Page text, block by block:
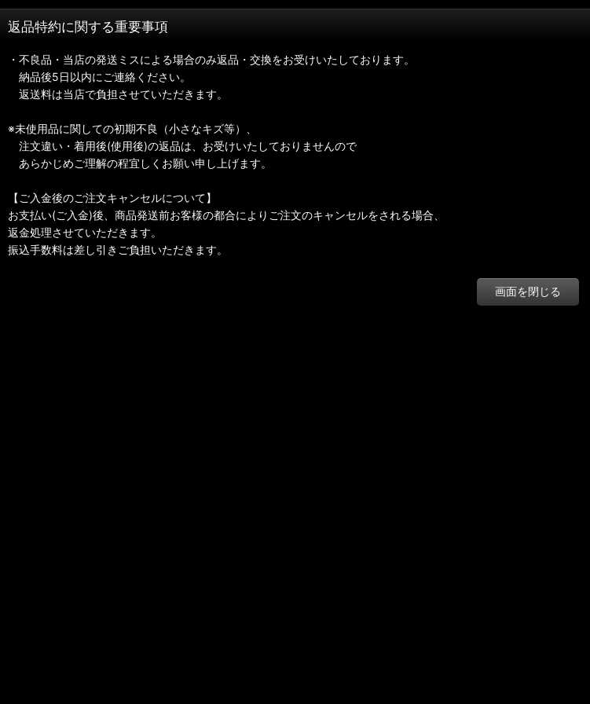
返品特約に関する重要事項
・不良品・当店の発送ミスによる場合のみ返品・交換をお受けいたしております。
納品後5日以内にご連絡ください。
返送料は当店で負担させていただきます。
※未使用品に関しての初期不良（小さなキズ等）、
注文違い・着用後(使用後)の返品は、お受けいたしておりませんので
あらかじめご理解の程宜しくお願い申し上げます。
【ご入金後のご注文キャンセルについて】
お支払い(ご入金)後、商品発送前お客様の都合によりご注文のキャンセルをされる場合、
返金処理させていただきます。
振込手数料は差し引きご負担いただきます。
画面を閉じる